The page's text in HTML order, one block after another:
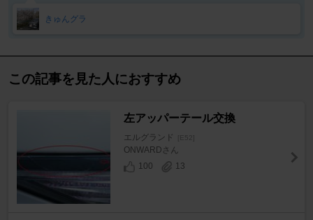
きゅんグラ
この記事を見た人におすすめ
左アッパーテール交換
エルグランド [E52]
ONWARDさん
100
13